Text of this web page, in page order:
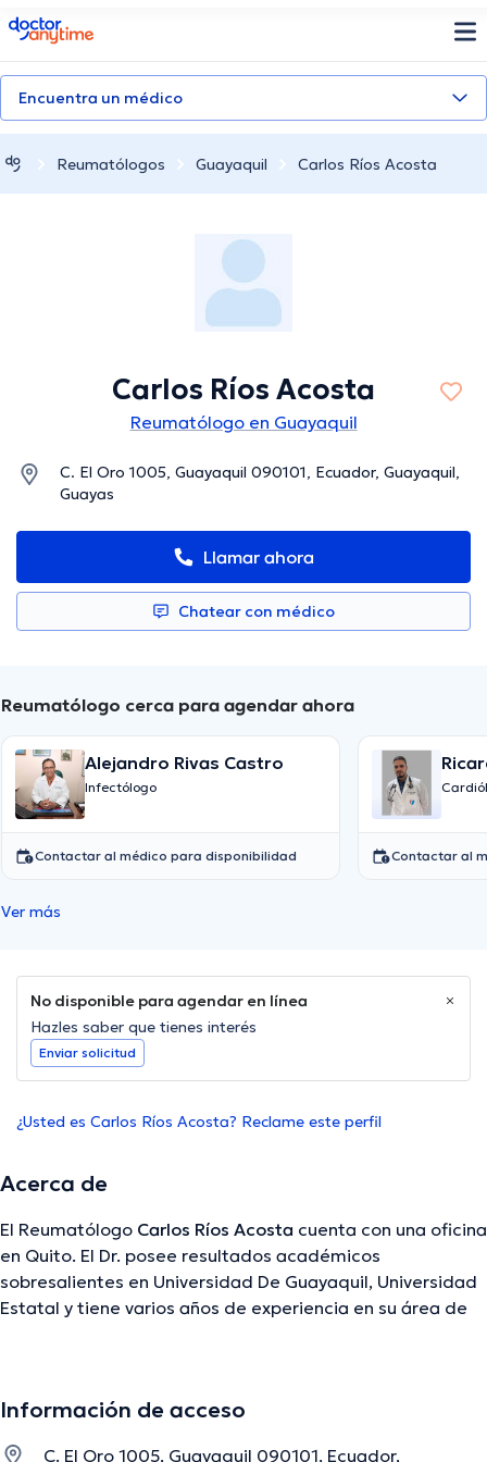
doctoranytime
Encuentra un médico
Reumatólogos Guayaquil Carlos Ríos Acosta
Carlos Ríos Acosta
Reumatólogo en Guayaquil
C. El Oro 1005, Guayaquil 090101, Ecuador, Guayaquil,
Guayas
Llamar ahora
Chatear con médico
Reumatólogo cerca para agendar ahora
Alejandro Rivas Castro
Infectólogo
Contactar al médico para disponibilidad Contactar al
Ver más
No disponible para agendar en línea
Hazles saber que tienes interés
Enviar solicitud
¿Usted es Carlos Ríos Acosta? Reclame este perfil
Acerca de
El Reumatólogo Carlos Ríos Acosta cuenta con una oficina
en Quito. El Dr. posee resultados académicos
sobresalientes en Universidad De Guayaquil, Universidad
Estatal y tiene varios años de experiencia en su área de
médicas. Carlos Ríos Acosta ha colaborado en
Información de acceso
C. El Oro 1005, Guayaquil 090101, Ecuador,